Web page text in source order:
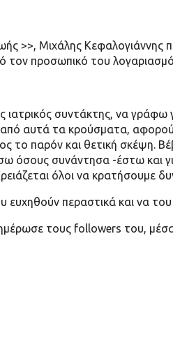
>>, Μιχάλης
τον προσωπικό του
ιατρικός συντάκτης, να
αυτά τα κρούσματα,
παρόν και θετική σκέψη.
όσους συνάντησα -έστω και
όλοι να κρατήσουμε
ευχηθούν περαστικά και
τους followers του,